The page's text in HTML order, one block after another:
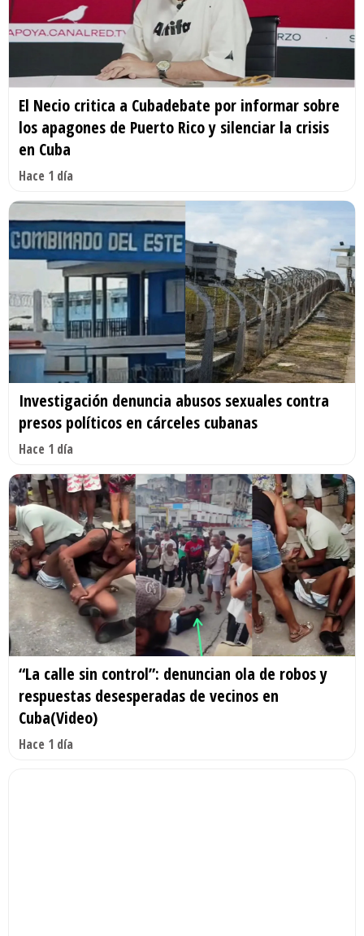
El Necio critica a Cubadebate por informar sobre
los apagones de Puerto Rico y silenciar la crisis
en Cuba
Hace 1 día
Investigación denuncia abusos sexuales contra
presos políticos en cárceles cubanas
Hace 1 día
“La calle sin control”: denuncian ola de robos y
respuestas desesperadas de vecinos en
Cuba(Video)
Hace 1 día